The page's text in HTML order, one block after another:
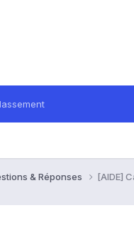
& Réponses [AIDE]